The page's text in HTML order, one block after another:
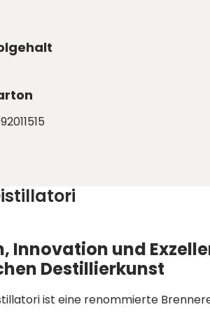
Innovation und
Destillierkunst
ist eine renommierte